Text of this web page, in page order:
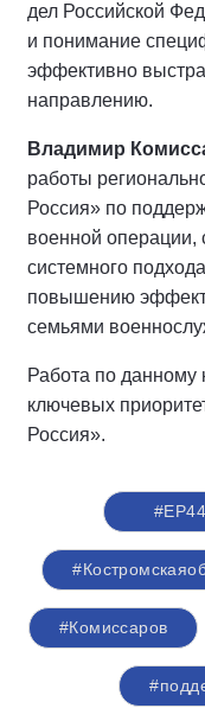
дел Российской
и понимание
эффективно
направлению.
Владимир
работы
Россия» по
военной операции,
системного
повышению
семьями
Работа по данному
ключевых
Россия».
#ЕР44
#Комиссаров